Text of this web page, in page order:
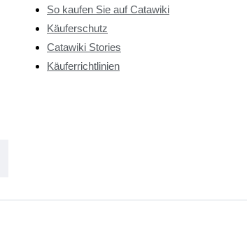
So kaufen Sie auf Catawiki
Käuferschutz
Catawiki Stories
Käuferrichtlinien